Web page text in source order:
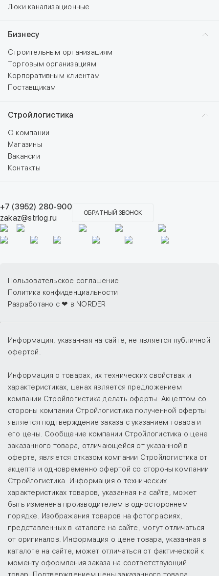
Люки канализационные
Бизнесу
Строительным организациям
Торговым организациям
Корпоративным клиентам
Поставщикам
Стройлогистика
О компании
Магазины
Вакансии
Контакты
+7 (3952) 280-900
zakaz@strlog.ru
ОБРАТНЫЙ ЗВОНОК
Пользовательское соглашение
Политика конфиденциальности
Разработано с ❤ в NORDER
Информация, указанная на сайте, не является публичной
офертой.
Информация о товарах, их технических свойствах и
характеристиках, ценах является предложением
компании Стройлогистика делать оферты. Акцептом со
стороны компании Стройлогистика полученной оферты
является подтверждение заказа с указанием товара и
его цены. Сообщение компании Стройлогистика о цене
заказанного товара, отличающейся от указанной в
оферте, является отказом компании Стройлогистика от
акцепта и одновременно офертой со стороны компании
Стройлогистика. Информация о технических
характеристиках товаров, указанная на сайте, может
быть изменена производителем в одностороннем
порядке. Изображения товаров на фотографиях,
представленных в каталоге на сайте, могут отличаться
от оригиналов. Информация о цене товара, указанная в
каталоге на сайте, может отличаться от фактической к
моменту оформления заказа на соответствующий